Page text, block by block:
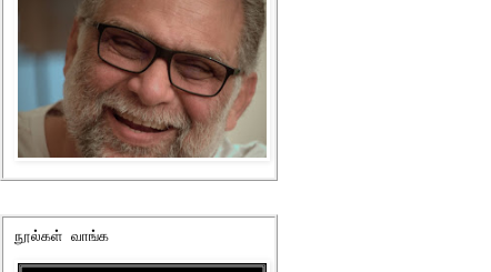
நூல்கள் வாங்க